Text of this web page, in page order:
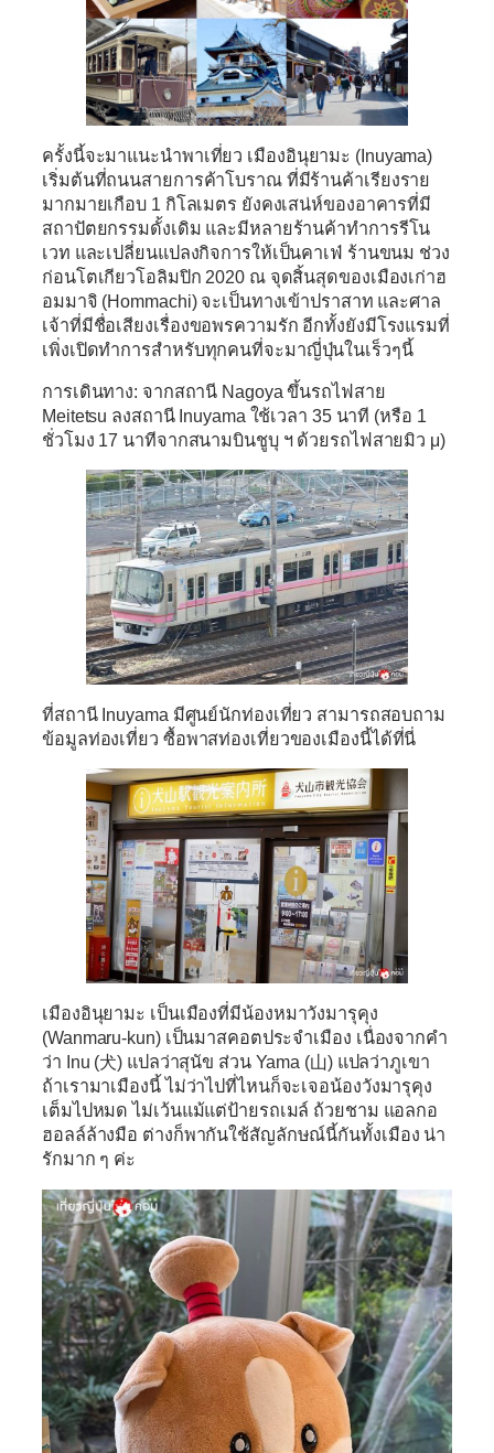
ครั้งนี้จะมาแนะนำพาเที่ยว เมืองอินุยามะ (Inuyama)
เริ่มต้นที่ถนนสายการค้าโบราณ ที่มีร้านค้าเรียงราย
มากมายเกือบ 1 กิโลเมตร ยังคงเสน่ห์ของอาคารที่มี
สถาปัตยกรรมดั้งเดิม และมีหลายร้านค้าทำการรีโน
เวท และเปลี่ยนแปลงกิจการให้เป็นคาเฟ่ ร้านขนม ช่วง
ก่อนโตเกียวโอลิมปิก 2020 ณ จุดสิ้นสุดของเมืองเก่าฮ
อมมาจิ (Hommachi) จะเป็นทางเข้าปราสาท และศาล
เจ้าที่มีชื่อเสียงเรื่องขอพรความรัก อีกทั้งยังมีโรงแรมที่
เพิ่งเปิดทำการสำหรับทุกคนที่จะมาญี่ปุ่นในเร็วๆนี้
การเดินทาง: จากสถานี Nagoya ขึ้นรถไฟสาย
Meitetsu ลงสถานี Inuyama ใช้เวลา 35 นาที (หรือ 1
ชั่วโมง 17 นาทีจากสนามบินชูบุ ฯ ด้วยรถไฟสายมิว μ)
ที่สถานี Inuyama มีศูนย์นักท่องเที่ยว สามารถสอบถาม
ข้อมูลท่องเที่ยว ซื้อพาสท่องเที่ยวของเมืองนี้ได้ที่นี่
เมืองอินุยามะ เป็นเมืองที่มีน้องหมาวังมารุคุง
(Wanmaru-kun) เป็นมาสคอตประจำเมือง เนื่องจากคำ
ว่า Inu (犬) แปลว่าสุนัข ส่วน Yama (山) แปลว่าภูเขา
ถ้าเรามาเมืองนี้ ไม่ว่าไปที่ไหนก็จะเจอน้องวังมารุคุง
เต็มไปหมด ไม่เว้นแม้แต่ป้ายรถเมล์ ถ้วยชาม แอลกอ
ฮอลล์ล้างมือ ต่างก็พากันใช้สัญลักษณ์นี้กันทั้งเมือง น่า
รักมาก ๆ ค่ะ